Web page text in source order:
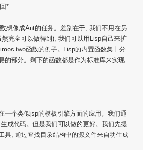
*
想像成Ant的任务。差别在于, 我们不用在另
完全可以做得到), 我们可以用Lisp自己来扩
two函数的例子。Lisp的内置函数集十分
的部分。剩下的函数都是作为标准库来实现
一个类似jsp的模板引擎方面的应用。我们通
成代码。但是我们可以做的更好。我们先提
具, 通过查找目录结构中的源文件来自动生成